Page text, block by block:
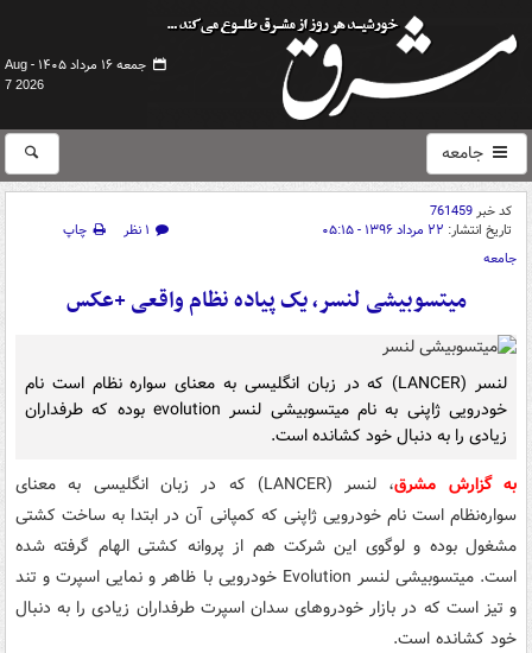
جمعه ۱۶ مرداد ۱۴۰۵ -
Aug
7 2026
جامعه
کد خبر761459
تاریخ انتشار: ۲۲ مرداد ۱۳۹۶ - ۰۵:۱۵ ۱ نظر
چاپ
جامعه
میتسوبیشی لنسر، یک پیاده نظام واقعی +عکس
لنسر (LANCER) که در زبان انگلیسی به معنای سواره‌ نظام است نام
خودرویی ژاپنی به نام میتسوبیشی لنسر evolution بوده که طرفداران
زیادی را به دنبال خود کشانده است.
به گزارش مشرق
، لنسر (LANCER) که در زبان انگلیسی به معنای
سواره‌نظام است نام خودرویی ژاپنی که کمپانی آن در ابتدا به ساخت کشتی
مشغول بوده و لوگوی این شرکت هم از پروانه کشتی الهام گرفته شده
است. میتسوبیشی لنسر Evolution خودرویی با ظاهر و نمایی اسپرت و تند
و تیز است که در بازار خودروهای سدان اسپرت طرفداران زیادی را به دنبال
خود کشانده است.